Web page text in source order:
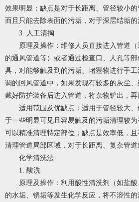
效果明显；缺点是对于长距离、管径较小的
而且只能去除表面的污垢，对于深层结垢的
3. 人工清掏
原理及操作：维修人员直接进入管道
的通风管道等）或者通过检查口、人孔等
具，对能够触及到的污垢、堵塞物进行手
调的回风管道中，如果发现有较多的灰尘
戴好防护装备后进入管道，将杂物铲出，再
适用范围及优缺点：适用于管径较大
于一些明显可见且容易触及的污垢清理较为
可以精准清理特定部位；缺点是效率低，
清理管道局部区域，对于长距离、复杂管道
化学清洗法
1. 酸洗
原理及操作：利用酸性清洗剂（如盐
的水垢、锈垢等发生化学反应，将不溶性